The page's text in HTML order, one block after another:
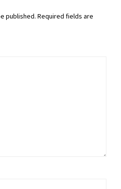
published. Required fields are